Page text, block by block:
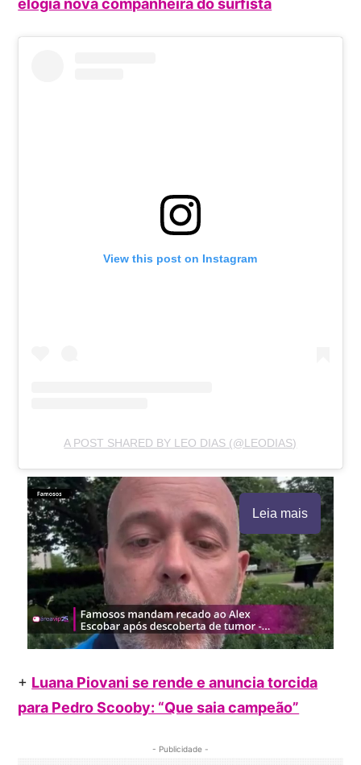
elogia nova companheira do surfista
View this post on Instagram
A POST SHARED BY LEO DIAS (@LEODIAS)
Leia mais
+ Luana Piovani se rende e anuncia torcida
para Pedro Scooby: “Que saia campeão”
- Publicidade -